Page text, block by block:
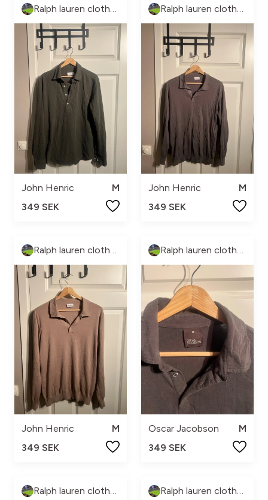
Ralph lauren clothes
John Henric
M
349 SEK
Ralph lauren clothes
John Henric
M
349 SEK
John Henric
M
349 SEK
Oscar Jacobson
M
349 SEK
Ralph lauren clothes Ralph lauren clothes